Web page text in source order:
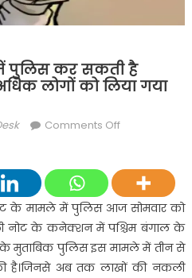
पुलिस कर सकती है
लोगों को लिया गया
Comments Offon
मामले
में
पुलिस
कर
सकती
मामले में पुलिस आज सोमवार को
नोट के कनेक्शन में पश्चिम बंगाल के
के मुताबिक पुलिस इस मामले में तीन से
है।जिनसे अब तक लाखों की नकली